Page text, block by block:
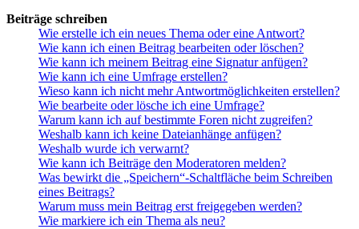
Beiträge schreiben
Wie erstelle ich ein neues Thema oder eine Antwort?
Wie kann ich einen Beitrag bearbeiten oder löschen?
Wie kann ich meinem Beitrag eine Signatur anfügen?
Wie kann ich eine Umfrage erstellen?
Wieso kann ich nicht mehr Antwortmöglichkeiten erstellen?
Wie bearbeite oder lösche ich eine Umfrage?
Warum kann ich auf bestimmte Foren nicht zugreifen?
Weshalb kann ich keine Dateianhänge anfügen?
Weshalb wurde ich verwarnt?
Wie kann ich Beiträge den Moderatoren melden?
Was bewirkt die „Speichern“-Schaltfläche beim Schreiben
eines Beitrags?
Warum muss mein Beitrag erst freigegeben werden?
Wie markiere ich ein Thema als neu?